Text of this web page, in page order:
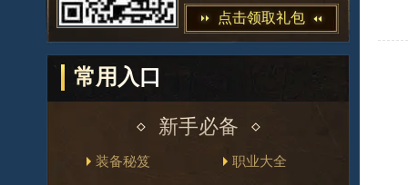
点击领取礼包
常用入口
新手必备
装备秘笈 职业大全